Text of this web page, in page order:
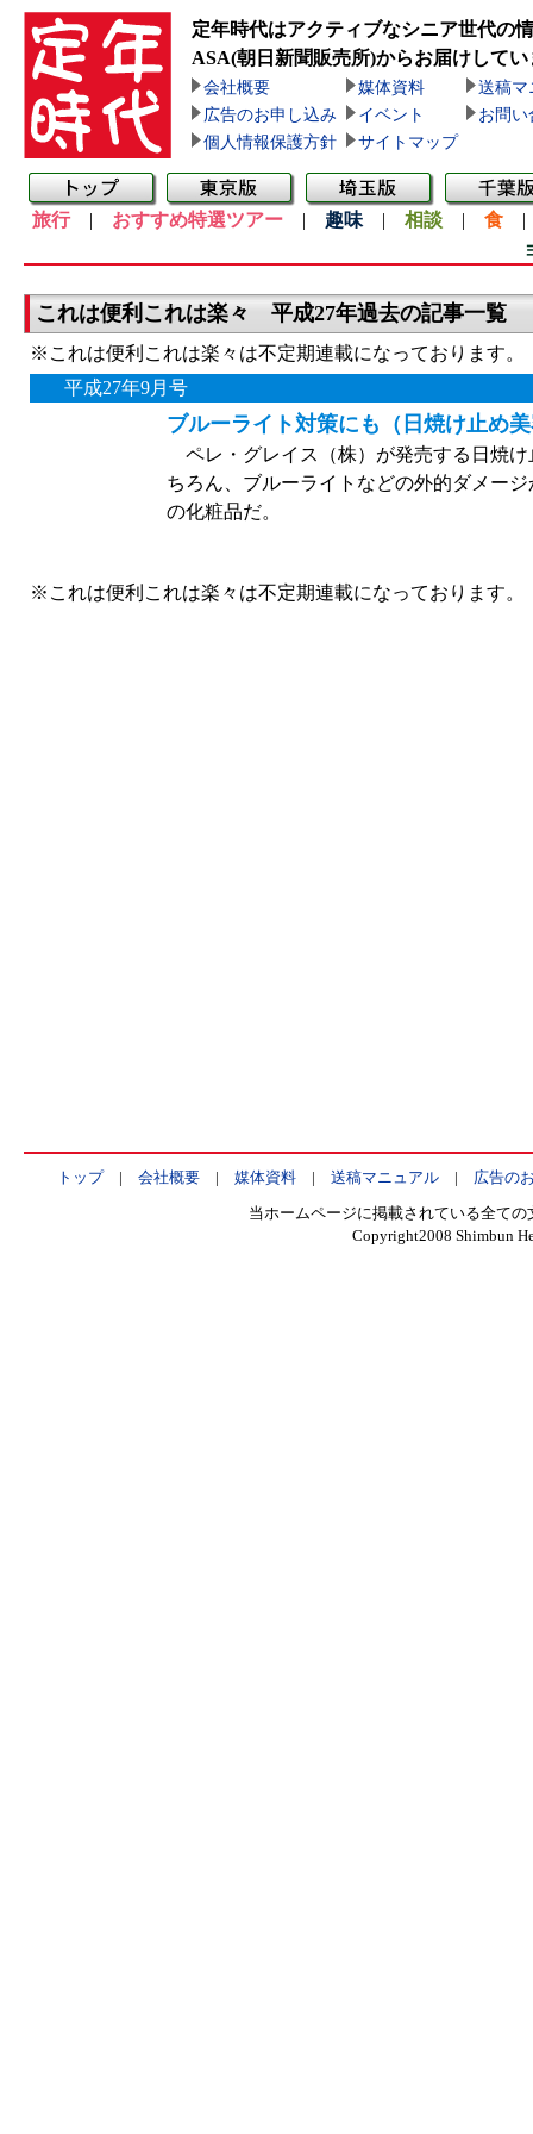
定年時代はアクティブなシニア世代の
ASA(朝日新聞販売所)からお届けしてい
会社概要 媒体資料
送稿マ
広告のお申し込み
イベント
お問い
個人情報保護方針
サイトマップ
旅行| おすすめ特選ツアー | 趣味 | 相談 | 食
これは便利これは楽々 平成27年過去の記事一覧
※これは便利これは楽々は不定期連載になっております。
平成27年9月号
ブルーライト対策にも（日焼け止め
ペレ・グレイス（株）が発売する日焼
ちろん、ブルーライトなどの外的ダメー
の化粧品だ。
※これは便利これは楽々は不定期連載になっております。
トップ| 会社概要| 媒体資料| 送稿マニュアル| 広告の
当ホームページに掲載されている全て
Copyright2008 Shimbun